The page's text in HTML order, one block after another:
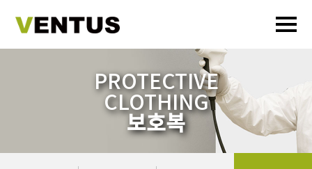
PROTECTIVE
CLOTHING
보호복